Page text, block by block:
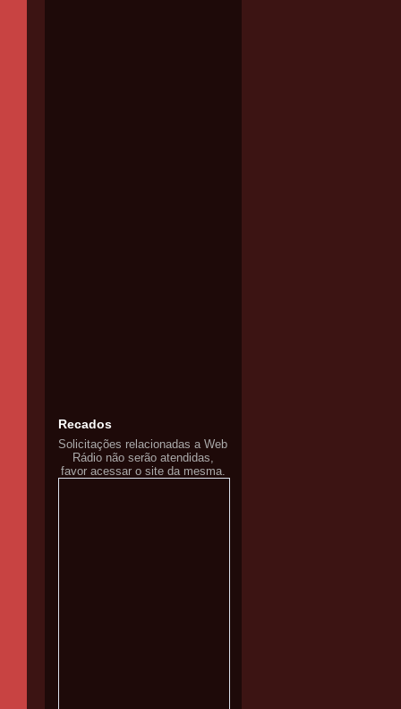
Recados
Solicitações relacionadas a Web
Rádio não serão atendidas,
favor acessar o site da mesma.